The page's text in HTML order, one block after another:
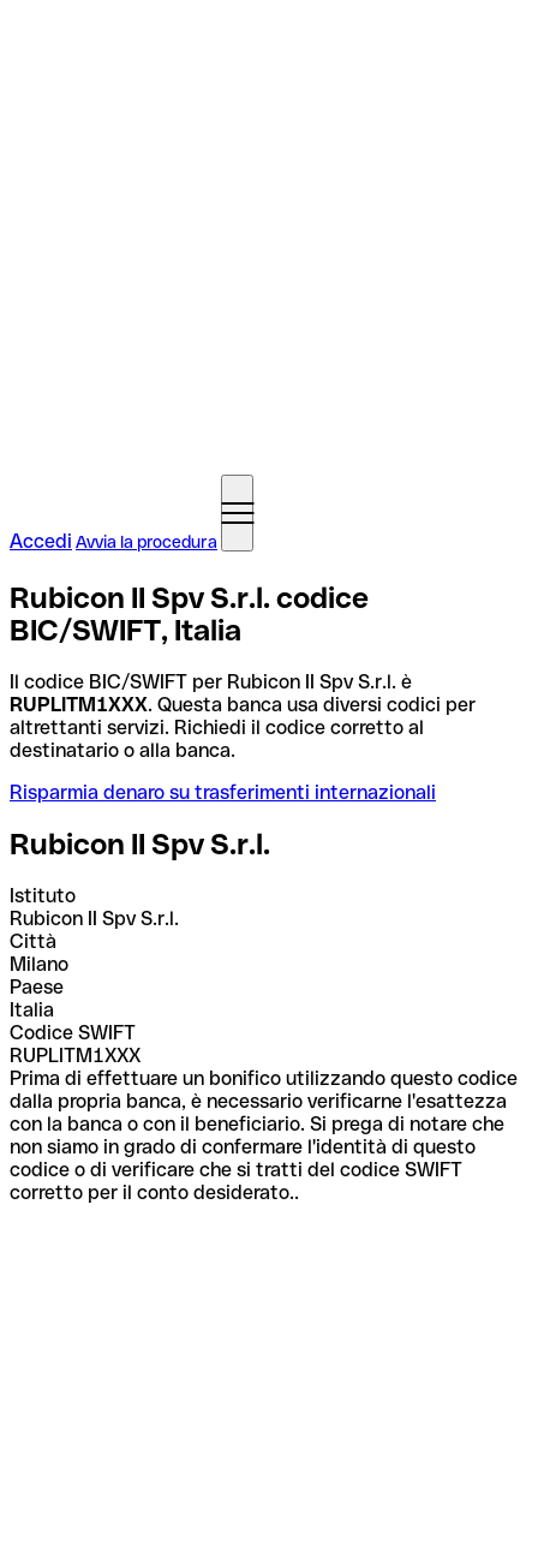
Accedi Avvia la procedura
Rubicon II Spv S.r.l. codice
BIC/SWIFT, Italia
Il codice BIC/SWIFT per Rubicon II Spv S.r.l. è
RUPLITM1XXX. Questa banca usa diversi codici per
altrettanti servizi. Richiedi il codice corretto al
destinatario o alla banca.
Risparmia denaro su trasferimenti internazionali
Rubicon II Spv S.r.l.
Istituto
Rubicon II Spv S.r.l.
Città
Milano
Paese
Italia
Codice SWIFT
RUPLITM1XXX
Prima di effettuare un bonifico utilizzando questo codice
dalla propria banca, è necessario verificarne l'esattezza
con la banca o con il beneficiario. Si prega di notare che
non siamo in grado di confermare l'identità di questo
codice o di verificare che si tratti del codice SWIFT
corretto per il conto desiderato..